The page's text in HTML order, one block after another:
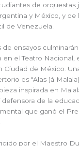
de orquestas
y México, y de
de Venezuela.
de ensayos
en el Teatro Nacional,
Ciudad de México.
es "Alas (á
inspirada en
defensora de la
que ganó el
por el Maestro